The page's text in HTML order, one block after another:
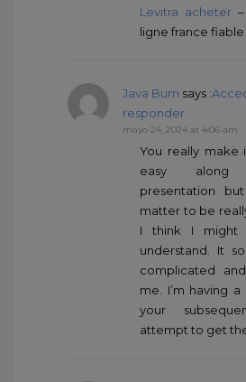
Levitra acheter
ligne france fiable
Java Burn says :
responder
mayo 24, 2024 at 4:06 am
You really make
easy
presentation
matter to be
I think I might
understand. It
complicated
me. I’m having
your
attempt to get